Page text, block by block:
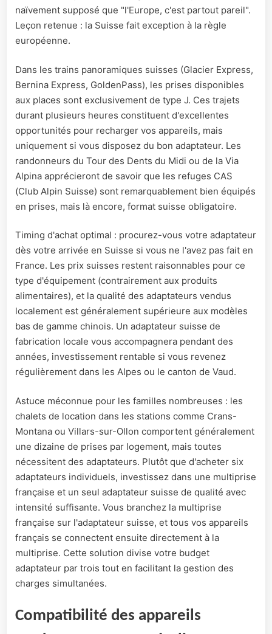
naïvement supposé que "l'Europe, c'est partout pareil".
Leçon retenue : la Suisse fait exception à la règle
européenne.
Dans les trains panoramiques suisses (Glacier Express,
Bernina Express, GoldenPass), les prises disponibles
aux places sont exclusivement de type J. Ces trajets
durant plusieurs heures constituent d'excellentes
opportunités pour recharger vos appareils, mais
uniquement si vous disposez du bon adaptateur. Les
randonneurs du Tour des Dents du Midi ou de la Via
Alpina apprécieront de savoir que les refuges CAS
(Club Alpin Suisse) sont remarquablement bien équipés
en prises, mais là encore, format suisse obligatoire.
Timing d'achat optimal : procurez-vous votre adaptateur
dès votre arrivée en Suisse si vous ne l'avez pas fait en
France. Les prix suisses restent raisonnables pour ce
type d'équipement (contrairement aux produits
alimentaires), et la qualité des adaptateurs vendus
localement est généralement supérieure aux modèles
bas de gamme chinois. Un adaptateur suisse de
fabrication locale vous accompagnera pendant des
années, investissement rentable si vous revenez
régulièrement dans les Alpes ou le canton de Vaud.
Astuce méconnue pour les familles nombreuses : les
chalets de location dans les stations comme Crans-
Montana ou Villars-sur-Ollon comportent généralement
une dizaine de prises par logement, mais toutes
nécessitent des adaptateurs. Plutôt que d'acheter six
adaptateurs individuels, investissez dans une multiprise
française et un seul adaptateur suisse de qualité avec
intensité suffisante. Vous branchez la multiprise
française sur l'adaptateur suisse, et tous vos appareils
français se connectent ensuite directement à la
multiprise. Cette solution divise votre budget
adaptateur par trois tout en facilitant la gestion des
charges simultanées.
Compatibilité des appareils